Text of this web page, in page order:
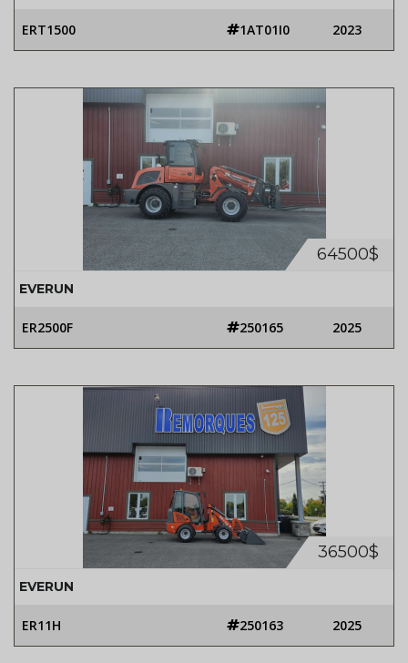
ERT1500 1AT01I0 2023
64500$
EVERUN
ER2500F 250165 2025
36500$
EVERUN
ER11H 250163 2025